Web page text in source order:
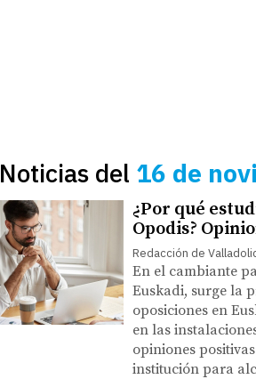
Noticias del 16 de
¿Por qué
Opodis?
Redacción de
En el cambiante
Euskadi, surge la
oposiciones en
en las
opiniones
institución para